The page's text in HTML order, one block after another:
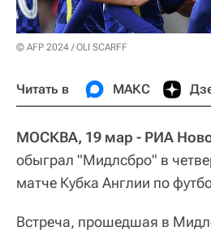
© AFP 2024 / OLI SCARFF
Читать в МАКС
МОСКВА, 19 мар - РИА
обыграл "Мидлсбро" в
матче Кубка Англии по
Встреча, прошедшая в